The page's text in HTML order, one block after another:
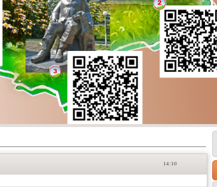
14:10